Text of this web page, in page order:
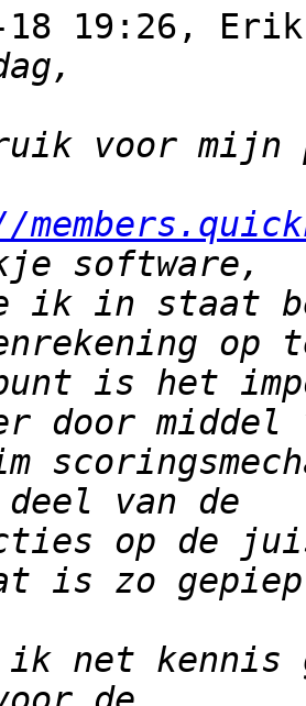
18 19:26,
voor mijn
ik in staat
is het
op de
ik net kennis